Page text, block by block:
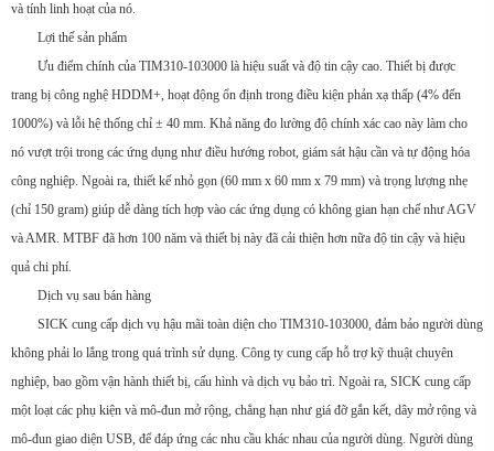
và tính linh hoạt của nó.
Lợi thế sản phẩm
Ưu điểm chính của TIM310-103000 là hiệu suất và độ tin cậy cao. Thiết bị được
trang bị công nghệ HDDM+, hoạt động ổn định trong điều kiện phản xạ thấp (4% đến
1000%) và lỗi hệ thống chỉ ± 40 mm. Khả năng đo lường độ chính xác cao này làm cho
nó vượt trội trong các ứng dụng như điều hướng robot, giám sát hậu cần và tự động hóa
công nghiệp. Ngoài ra, thiết kế nhỏ gọn (60 mm x 60 mm x 79 mm) và trọng lượng nhẹ
(chỉ 150 gram) giúp dễ dàng tích hợp vào các ứng dụng có không gian hạn chế như AGV
và AMR. MTBF đã hơn 100 năm và thiết bị này đã cải thiện hơn nữa độ tin cậy và hiệu
quả chi phí.
Dịch vụ sau bán hàng
SICK cung cấp dịch vụ hậu mãi toàn diện cho TIM310-103000, đảm bảo người dùng
không phải lo lắng trong quá trình sử dụng. Công ty cung cấp hỗ trợ kỹ thuật chuyên
nghiệp, bao gồm vận hành thiết bị, cấu hình và dịch vụ bảo trì. Ngoài ra, SICK cung cấp
một loạt các phụ kiện và mô-đun mở rộng, chẳng hạn như giá đỡ gắn kết, dây mở rộng và
mô-đun giao diện USB, để đáp ứng các nhu cầu khác nhau của người dùng. Người dùng